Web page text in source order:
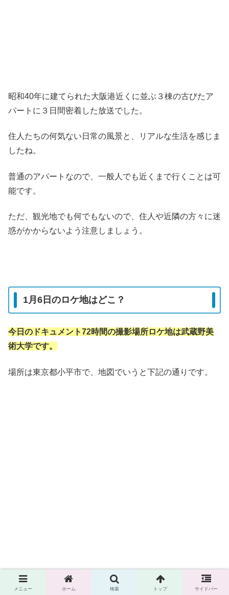
昭和40年に建てられた大阪港近くに並ぶ３棟の古びたア
パートに３日間密着した放送でした。
住人たちの何気ない日常の風景と、リアルな生活を感じま
したね。
普通のアパートなので、一般人でも近くまで行くことは可
能です。
ただ、観光地でも何でもないので、住人や近隣の方々に迷
惑がかからないよう注意しましょう。
1月6日のロケ地はどこ？
今日のドキュメント72時間の撮影場所ロケ地は武蔵野美
術大学です。
場所は東京都小平市で、地図でいうと下記の通りです。
メニュー ホーム 検索 トップ サイドバー